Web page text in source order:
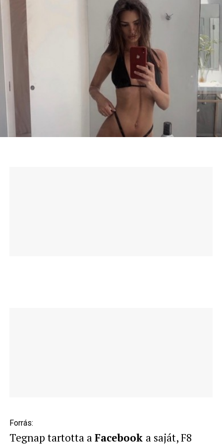
Forrás:
Tegnap tartotta aFacebook a saját, F8